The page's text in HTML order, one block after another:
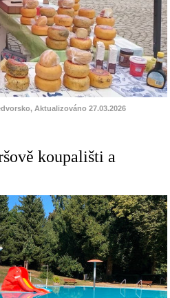
Aktualizováno 27.03.2026
koupališti a